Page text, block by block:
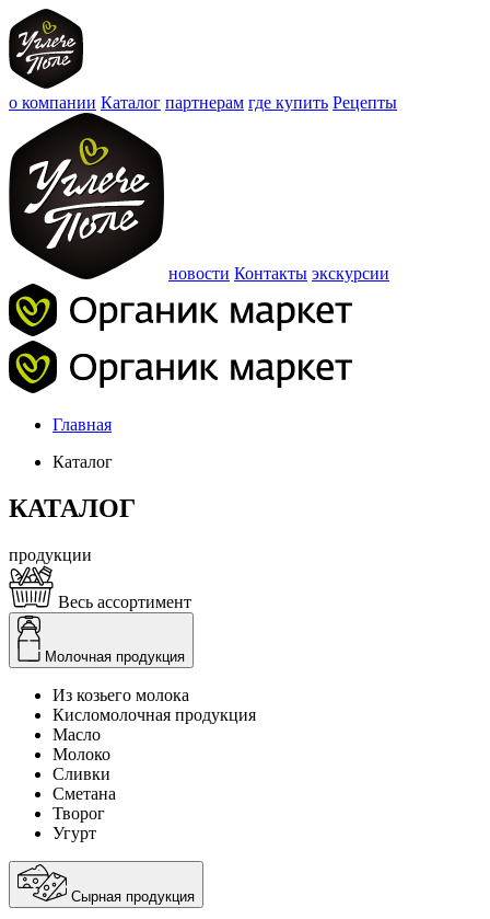
о компании Каталог партнерам где купить Рецепты
новости Контакты экскурсии
Главная
Каталог
КАТАЛОГ
продукции
Весь ассортимент
Молочная продукция
Из козьего молока
Кисломолочная продукция
Масло
Молоко
Сливки
Сметана
Творог
Угурт
Сырная продукция